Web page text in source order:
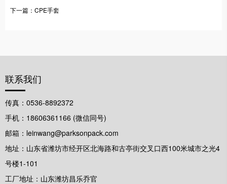
下一篇：CPE手套
联系我们
传真：0536-8892372
手机：18606361166 (微信同号)
邮箱：leinwang@parksonpack.com
地址：山东省潍坊市经开区北海路和古亭街交叉口西100米城市之光4
号楼1-101
工厂地址：山东潍坊昌乐乔官